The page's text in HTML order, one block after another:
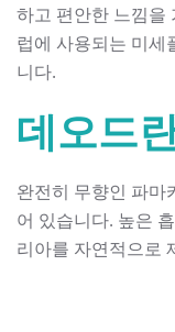
하고 편안한 느낌을
럽에 사용되는 미세
니다.
데오드
완전히 무향인 파마
어 있습니다. 높은
리아를 자연적으로